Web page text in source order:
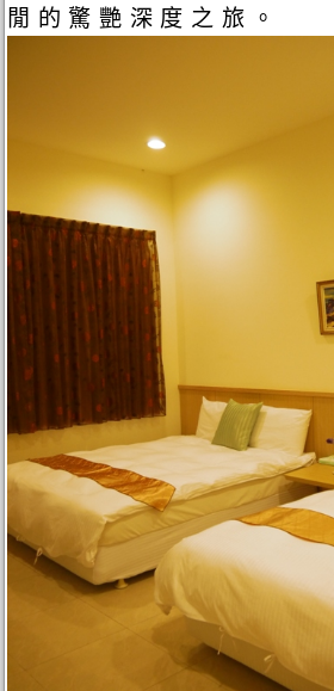
閒的驚艷深度之旅。